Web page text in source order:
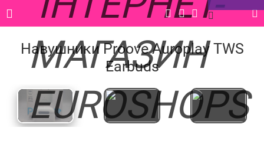
Головна | Каталог | Аксесуари |
Навушники |
Навушники Proove Auroplay TWS Earbuds
Навушники Proove Auroplay TWS
Earbuds